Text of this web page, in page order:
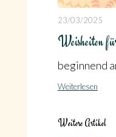
23/03/2025
Weisheiten
beginnend
Weiterlesen
Weitere Artikel